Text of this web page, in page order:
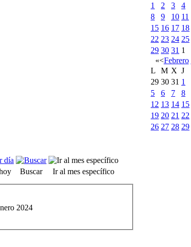
1
2 3 4
8
9 10 11
15 16 17 18
22 23 24 25
29 30 31 1
«<Febrero
L
M X J
29 30 31 1
5
6 7 8
12 13 14 15
19 20 21 22
26 27 28 29
Buscar
Ir al mes específico
2024